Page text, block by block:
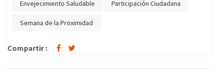
Envejecimiento Saludable Participación Ciudadana
Semana de la Proximidad
Compartir :